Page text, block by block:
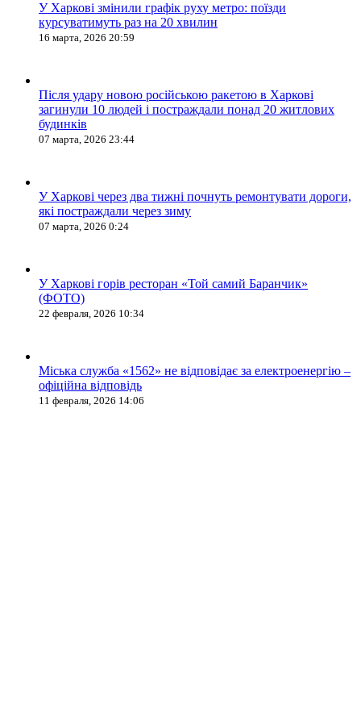
У Харкові змінили графік руху метро: поїзди
курсуватимуть раз на 20 хвилин
16 марта, 2026 20:59
Після удару новою російською ракетою в Харкові
загинули 10 людей і постраждали понад 20 житлових
будинків
07 марта, 2026 23:44
У Харкові через два тижні почнуть ремонтувати дороги,
які постраждали через зиму
07 марта, 2026 0:24
У Харкові горів ресторан «Той самий Баранчик»
(ФОТО)
22 февраля, 2026 10:34
Міська служба «1562» не відповідає за електроенергію –
офіційна відповідь
11 февраля, 2026 14:06